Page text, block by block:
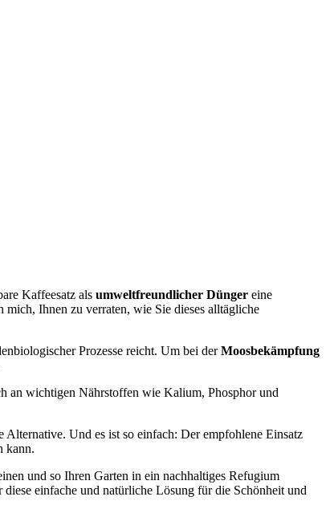
Kaffeesatz als umweltfreundlicher Dünger eine
Ihnen zu verraten, wie Sie dieses alltägliche
Prozesse reicht. Um bei derMoosbekämpfung
an wichtigen Nährstoffen wie Kalium, Phosphor und
Und es ist so einfach: Der empfohlene Einsatz
kann.
und so Ihren Garten in ein nachhaltiges Refugium
einfache und natürliche Lösung für die Schönheit und